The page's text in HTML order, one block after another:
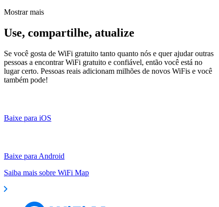
Mostrar mais
Use, compartilhe, atualize
Se você gosta de WiFi gratuito tanto quanto nós e quer ajudar outras
pessoas a encontrar WiFi gratuito e confiável, então você está no
lugar certo. Pessoas reais adicionam milhões de novos WiFis e você
também pode!
Baixe para iOS
Baixe para Android
Saiba mais sobre WiFi Map